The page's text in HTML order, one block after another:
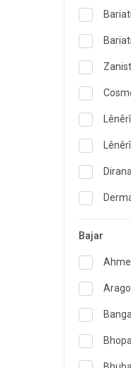
ENT
Bajar
Bhopal